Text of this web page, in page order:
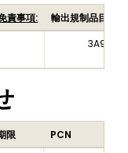
責事項:
輸出規制品目番
3A991A2
限 PCN